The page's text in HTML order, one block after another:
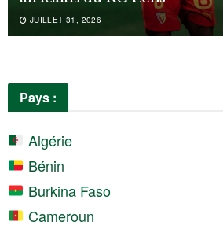
JUILLET 31, 2026
Pays :
Algérie
Bénin
Burkina Faso
Cameroun